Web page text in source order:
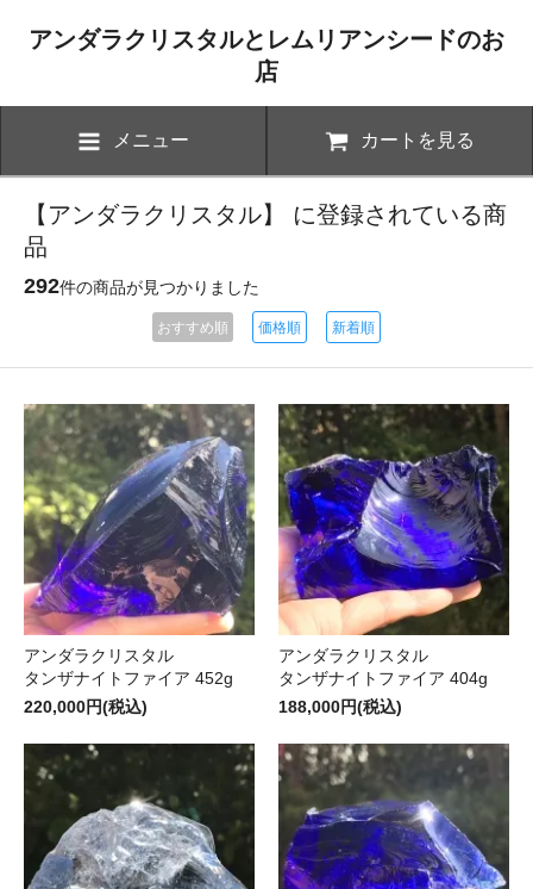
アンダラクリスタルとレムリアンシードのお
店
メニュー カートを見る
【アンダラクリスタル】 に登録されている商
品
292件の商品が見つかりました
おすすめ順 価格順 新着順
アンダラクリスタル
タンザナイトファイア 452g
220,000円(税込)
アンダラクリスタル
タンザナイトファイア 404g
188,000円(税込)